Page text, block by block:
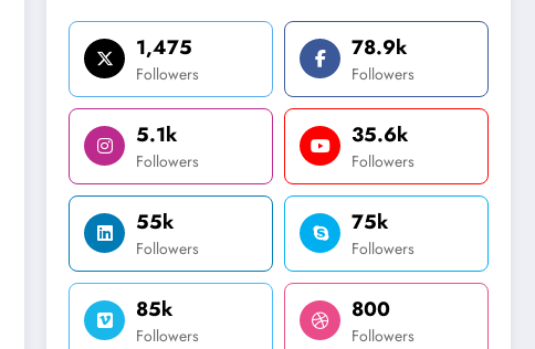
1,475
Followers
78.9k
Followers
5.1k
Followers
35.6k
Followers
55k
Followers
75k
Followers
85k
Followers
800
Followers